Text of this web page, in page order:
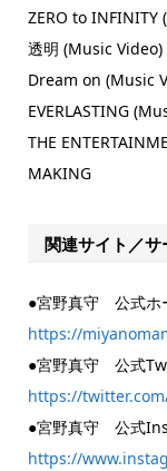
ZERO to INFINITY
透明 (Music Video)
Dream on (Music
EVERLASTING
THE
MAKING
関連サイト／サ
●宮野真守 公式ホ
https://
●宮野真守 公式
https://
●宮野真守 公式
https://